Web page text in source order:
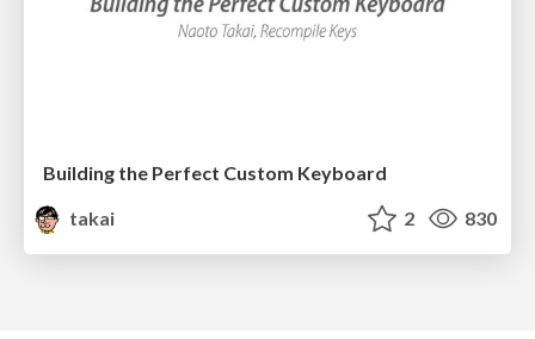
Building the Perfect Custom Keyboard
takai
2 830